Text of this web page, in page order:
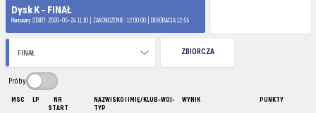
Dysk K - FINAŁ
Planowany START: 2026-05-24 11:10 | ZAKOŃCZENIE: 12:00:00 | DEKORACJA 12:55
ZBIORCZA
Próby
MSC LP
NR
START
NAZWISKO I IMIĘ / KLUB-WOJ-
TYP
WYNIK PUNKTY